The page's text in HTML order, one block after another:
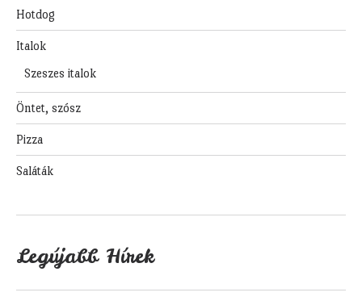
Hotdog
Italok
Szeszes italok
Öntet, szósz
Pizza
Saláták
Legújabb Hírek